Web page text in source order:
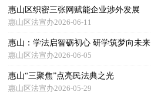
惠山区织密三张网赋能企业涉外发展
惠山区法宣办2026-06-11
惠山：学法启智砺初心 研学筑梦向未来
惠山区法宣办2026-06-05
惠山“三聚焦”点亮民法典之光
惠山区法宣办2026-05-29